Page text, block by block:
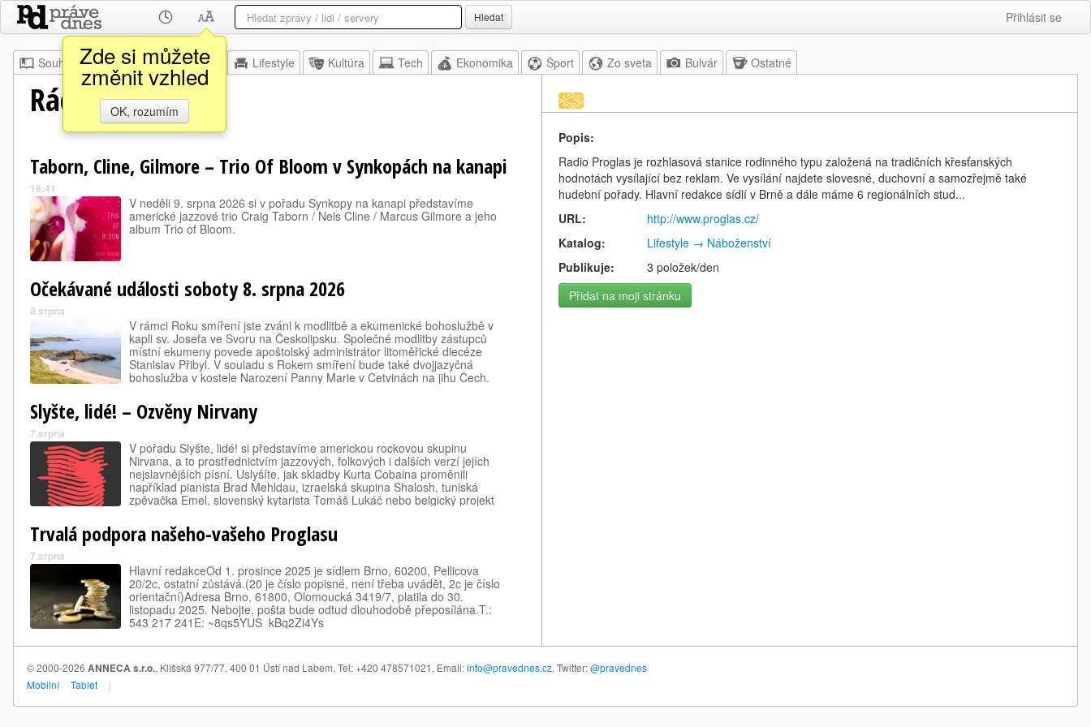
Zde si můžete
změnit vzhled
OK, rozumím
Hledat Přihlásit se
Souhrn Moje Z domova Lifestyle Kultúra Tech Ekonomika Šport Zo sveta Bulvár Ostatné
Rádio Proglas
Popis:
Radio Proglas je rozhlasová stanice rodinného typu založená na tradičních křesťanských
hodnotách vysílající bez reklam. Ve vysílání najdete slovesné, duchovní a samozřejmě také
hudební pořady. Hlavní redakce sídlí v Brně a dále máme 6 regionálních stud...
URL:
http://www.proglas.cz/
Katalog:
Lifestyle → Náboženství
Publikuje:
3 položek/den
Přidat na moji stránku
Taborn, Cline, Gilmore – Trio Of Bloom v Synkopách na kanapi
19:41
V neděli 9. srpna 2026 si v pořadu Synkopy na kanapi představíme
americké jazzové trio Craig Taborn / Nels Cline / Marcus Gilmore a jeho
album Trio of Bloom.
Očekávané události soboty 8. srpna 2026
8.srpna
V rámci Roku smíření jste zváni k modlitbě a ekumenické bohoslužbě v
kapli sv. Josefa ve Svoru na Českolipsku. Společné modlitby zástupců
místní ekumeny povede apoštolský administrátor litoměřické diecéze
Stanislav Přibyl. V souladu s Rokem smíření bude také dvojjazyčná
bohoslužba v kostele Narození Panny Marie v Cetvinách na jihu Čech.
Slyšte, lidé! – Ozvěny Nirvany
7.srpna
V pořadu Slyšte, lidé! si představíme americkou rockovou skupinu
Nirvana, a to prostřednictvím jazzových, folkových i dalších verzí jejích
nejslavnějších písní. Uslyšíte, jak skladby Kurta Cobaina proměnili
například pianista Brad Mehldau, izraelská skupina Shalosh, tuniská
zpěvačka Emel, slovenský kytarista Tomáš Lukáč nebo belgický projekt
Trvalá podpora našeho-vašeho Proglasu
7.srpna
Hlavní redakceOd 1. prosince 2025 je sídlem Brno, 60200, Pellicova
20/2c, ostatní zůstává.(20 je číslo popisné, není třeba uvádět, 2c je číslo
orientační)Adresa Brno, 61800, Olomoucká 3419/7, platila do 30.
listopadu 2025. Nebojte, pošta bude odtud dlouhodobě přeposílána.T.:
543 217 241E: ~8qs5YUS_kBq2Zi4Ys
© 2000-2026 ANNECA s.r.o., Klíšská 977/77, 400 01 Ústí nad Labem, Tel: +420 478571021, Email:info@pravednes.cz, Twitter:@pravednes
Mobilní
Tablet |